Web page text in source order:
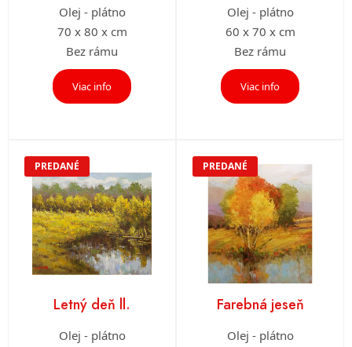
Olej - plátno
70 x 80 x cm
Bez rámu
Viac info
Olej - plátno
60 x 70 x cm
Bez rámu
Viac info
PREDANÉ
Letný deň ll.
Olej - plátno
PREDANÉ
Farebná jeseň
Olej - plátno